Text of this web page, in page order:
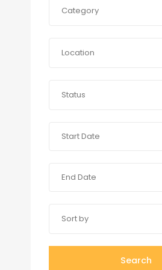
Category
Location
Status
Sort by
Search